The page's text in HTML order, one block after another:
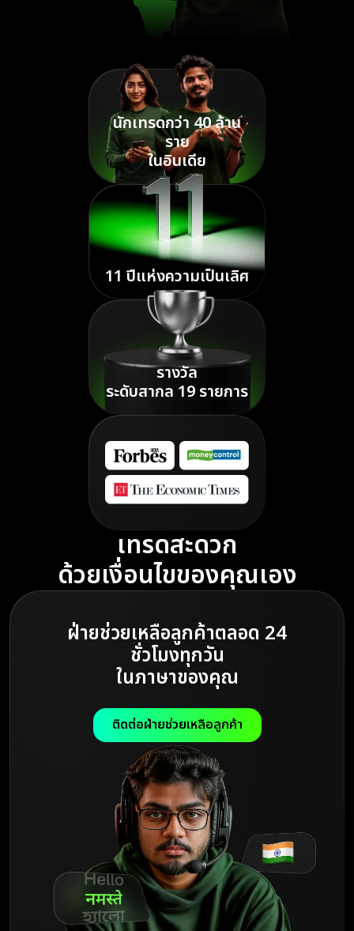
นักเทรดกว่า 40 ล้าน
ราย
ในอินเดีย
11 ปีแห่งความเป็นเลิศ
รางวัล
ระดับสากล 19 รายการ
เทรดสะดวก
ด้วยเงื่อนไขของคุณเอง
ฝ่ายช่วยเหลือลูกค้าตลอด 24
ชั่วโมงทุกวัน
ในภาษาของคุณ
ติดต่อฝ่ายช่วยเหลือลูกค้า